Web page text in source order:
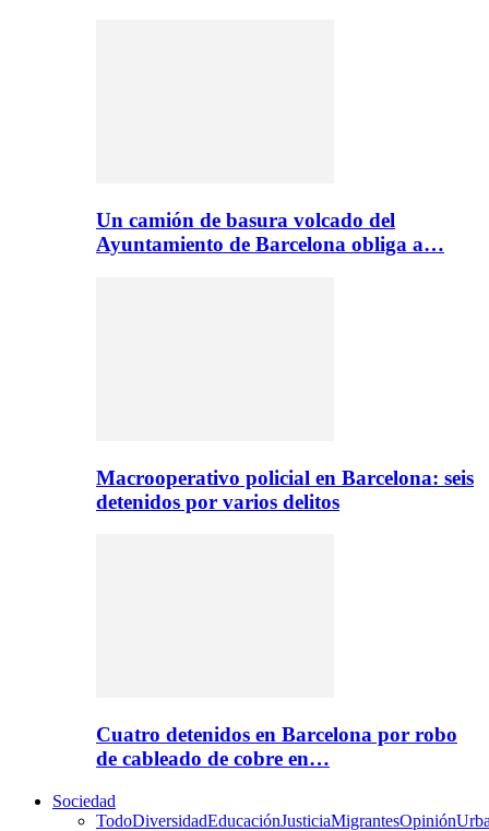
Un camión de basura volcado del
Ayuntamiento de Barcelona obliga a…
Macrooperativo policial en Barcelona: seis
detenidos por varios delitos
Cuatro detenidos en Barcelona por robo
de cableado de cobre en…
Sociedad
TodoDiversidadEducaciónJusticiaMigrantesOpinión